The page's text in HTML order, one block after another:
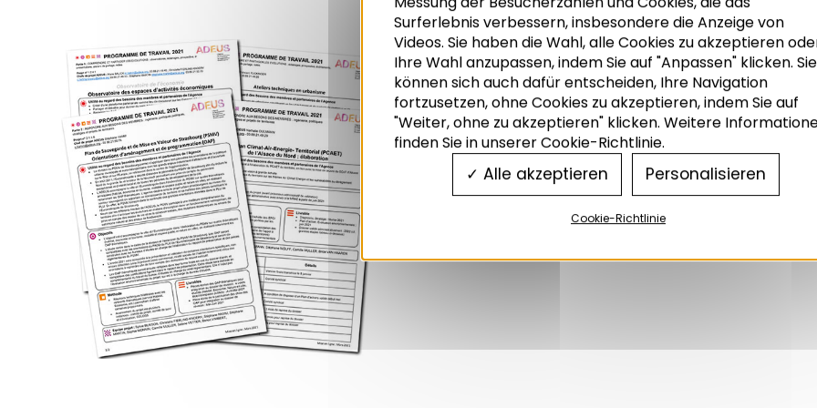
Recherche
Allen Projekten, die die Adeus im Rahmen des
Begleitdatei zugeordnet. Sie enthält die Ziele und
die zu produzierenden Dokumente und soll den
Projektleiter der Agentur und die Mitarbeiter bei
gewährleisten.
Auf die Projektdokumente zugreifen (eingeschränkter
Surferlebnis verbessern, insbesondere die Anzeige von
Videos. Sie haben die Wahl, alle Cookies zu akzeptieren
Ihre Wahl anzupassen, indem Sie auf "Anpassen" klicken. Sie
können sich auch dafür entscheiden, Ihre Navigation
fortzusetzen, ohne Cookies zu akzeptieren, indem Sie auf
"Weiter, ohne zu akzeptieren" klicken. Weitere
finden Sie in unserer Cookie-Richtlinie.
Alle akzeptieren Personalisieren
Cookie-Richtlinie